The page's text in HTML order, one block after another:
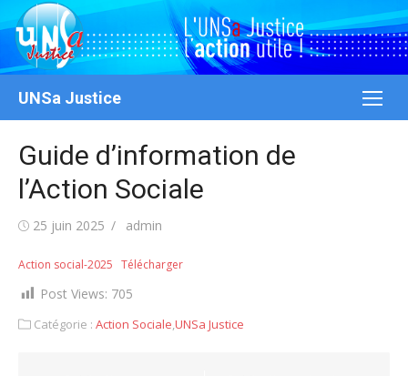
Aller
au
contenu
UNSa Justice
Guide d’information de
l’Action Sociale
Publié25 juin 2025 Auteur/autrice
admin
Action social-2025 Télécharger
Post Views: 705
Catégorie : Action Sociale,UNSa Justice